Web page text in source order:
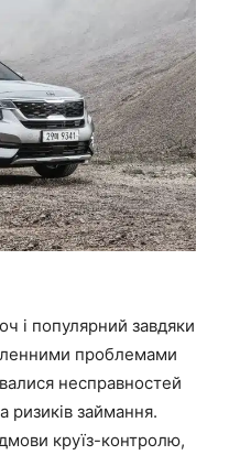
і популярний завдяки
проблемами
несправностей
ризиків займання.
круїз-контролю,